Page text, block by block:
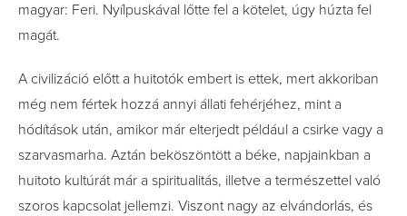
magyar: Feri. Nyílpuskával lőtte fel a kötelet, úgy húzta fel
magát.
A civilizáció előtt a huitotók embert is ettek, mert akkoriban
még nem fértek hozzá annyi állati fehérjéhez, mint a
hódítások után, amikor már elterjedt pél­dául a csirke vagy a
szarvasmarha. Aztán beköszöntött a béke, napjainkban a
huitoto kultúrát már a spiritualitás, illetve a természettel való
szoros kapcsolat jellemzi. Viszont nagy az elvándorlás, és